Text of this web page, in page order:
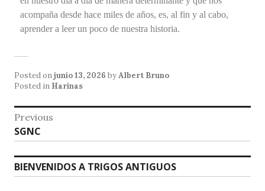
acompaña desde hace miles de años, es, al fin y al cabo,
aprender a leer un poco de nuestra historia.
Posted onjunio 13, 2026 byAlbert Bruno
Posted in Harinas
Previous
SGNC
BIENVENIDOS A TRIGOS ANTIGUOS